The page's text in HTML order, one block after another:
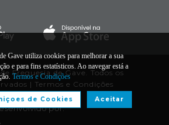
Freguesia de Gave. Todos os
| Termos e Condições
por:
Gave utiliza cookies para melhorar a sua
e para fins estatísticos. Ao navegar está a
Termos e Condições
Aceitar
de Cookies